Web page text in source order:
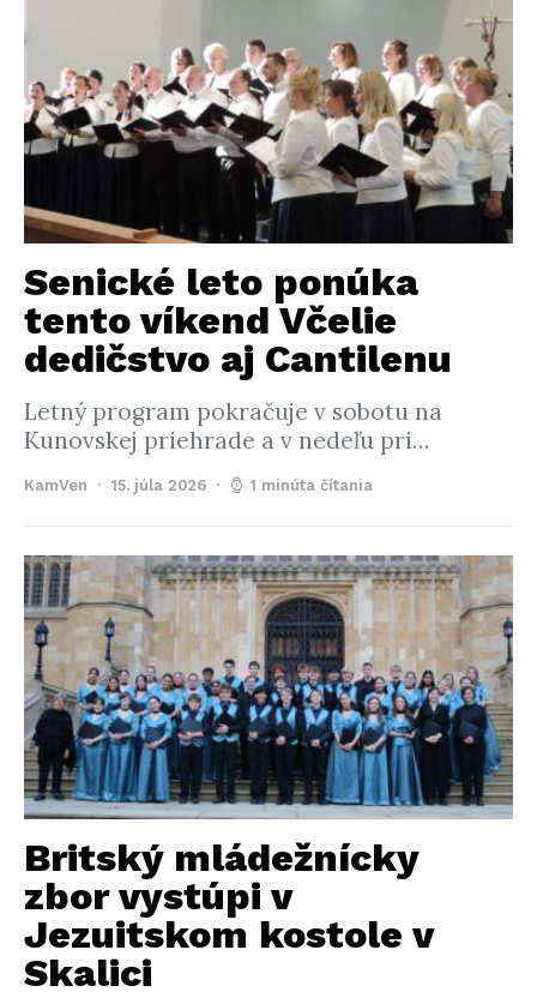
Senické leto ponúka
tento víkend Včelie
dedičstvo aj Cantilenu
Letný program pokračuje v sobotu na
Kunovskej priehrade a v nedeľu pri…
KamVen 15. júla 2026 1 minúta čítania
Britský mládežnícky
zbor vystúpi v
Jezuitskom kostole v
Skalici